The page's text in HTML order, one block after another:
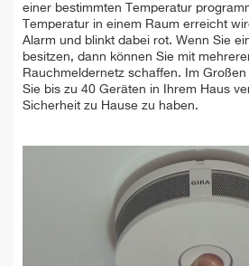
einer bestimmten Temperatur
Temperatur in einem Raum erreicht
Alarm und blinkt dabei rot. Wenn Sie
besitzen, dann können Sie mit
Rauchmeldernetz schaffen. Im
Sie bis zu 40 Geräten in Ihrem Haus
Sicherheit zu Hause zu haben.